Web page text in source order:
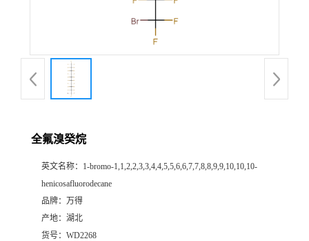
全氟溴癸烷
英文名称： 1-bromo-1,1,2,2,3,3,4,4,5,5,6,6,7,7,8,8,9,9,10,10,10-
henicosafluorodecane
品牌： 万得
产地： 湖北
货号： WD2268